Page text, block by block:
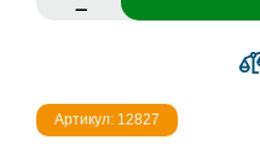
Артикул: 12827